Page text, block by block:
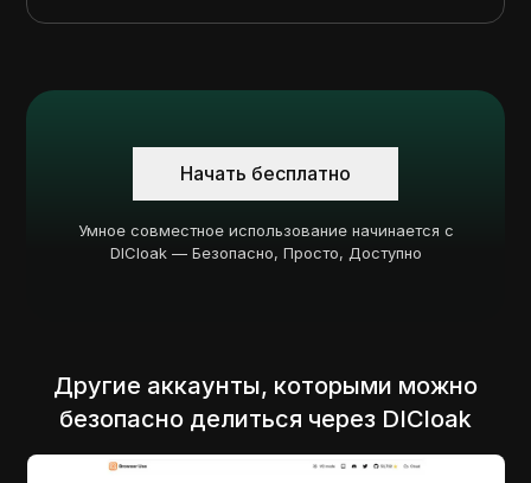
Начать бесплатно
Умное совместное использование начинается с
DICloak — Безопасно, Просто, Доступно
Другие аккаунты, которыми можно
безопасно делиться через DICloak